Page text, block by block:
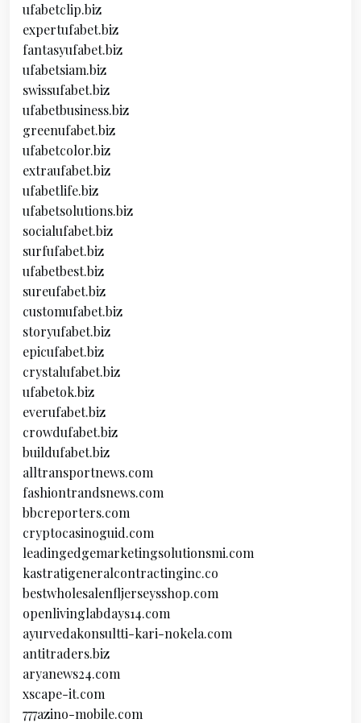
ufabetclip.biz
expertufabet.biz
fantasyufabet.biz
ufabetsiam.biz
swissufabet.biz
ufabetbusiness.biz
greenufabet.biz
ufabetcolor.biz
extraufabet.biz
ufabetlife.biz
ufabetsolutions.biz
socialufabet.biz
surfufabet.biz
ufabetbest.biz
sureufabet.biz
customufabet.biz
storyufabet.biz
epicufabet.biz
crystalufabet.biz
ufabetok.biz
everufabet.biz
crowdufabet.biz
buildufabet.biz
alltransportnews.com
fashiontrandsnews.com
bbcreporters.com
cryptocasinoguid.com
leadingedgemarketingsolutionsmi.com
kastratigeneralcontractinginc.co
bestwholesalenfljerseysshop.com
openlivinglabdays14.com
ayurvedakonsultti-kari-nokela.com
antitraders.biz
aryanews24.com
xscape-it.com
777azino-mobile.com